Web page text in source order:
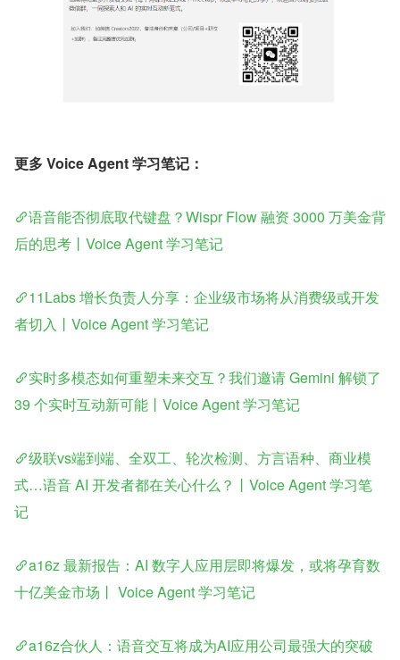
更多 Voice Agent 学习笔记：
语音能否彻底取代键盘？Wispr Flow 融资 3000 万美金背
后的思考丨Voice Agent 学习笔记
11Labs 增长负责人分享：企业级市场将从消费级或开发
者切入丨Voice Agent 学习笔记
实时多模态如何重塑未来交互？我们邀请 Gemini 解锁了
39 个实时互动新可能丨Voice Agent 学习笔记
级联vs端到端、全双工、轮次检测、方言语种、商业模
式…语音 AI 开发者都在关心什么？丨Voice Agent 学习笔
记
a16z 最新报告：AI 数字人应用层即将爆发，或将孕育数
十亿美金市场丨 Voice Agent 学习笔记
a16z合伙人：语音交互将成为AI应用公司最强大的突破